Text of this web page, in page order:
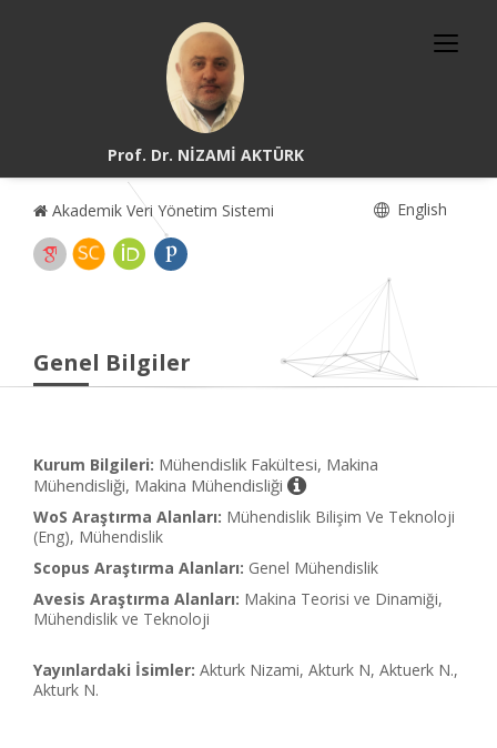
Prof. Dr. NİZAMİ AKTÜRK
Akademik Veri Yönetim Sistemi English
Genel Bilgiler
Kurum Bilgileri: Mühendislik Fakültesi, Makina
Mühendisliği, Makina Mühendisliği
WoS Araştırma Alanları: Mühendislik Bilişim Ve Teknoloji
(Eng), Mühendislik
Scopus Araştırma Alanları: Genel Mühendislik
Avesis Araştırma Alanları: Makina Teorisi ve Dinamiği,
Mühendislik ve Teknoloji
Yayınlardaki İsimler: Akturk Nizami, Akturk N, Aktuerk N.,
Akturk N.